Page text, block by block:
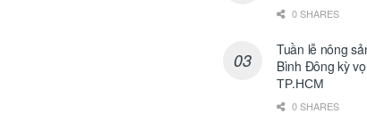
0 SHARES
Tuần lễ nông
Bình Đông kỳ
ТР.НСМ
0 SHARES